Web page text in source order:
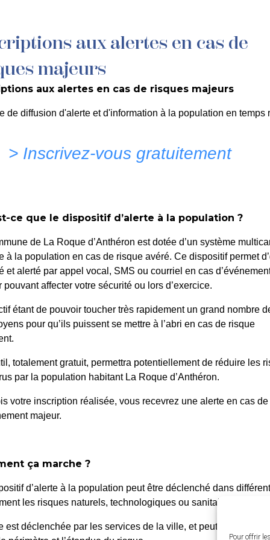
Pour offrir
QUOTIDIEN DÉCOUVRIR LA ROQUE
Stationnement – Rue
Europe Unie –
047/2024 :
Roque d’Anthéron
de l’Europe Unie,
42 95 70 70
Du lundi
de 8h30
Le
aux alertes en cas de
majeurs
aux alertes en cas de risques majeurs
de diffusion d'alerte et d'information à la population en temps
> Inscrivez-vous gratuitement
ce que le dispositif d’alerte à la population ?
de La Roque d’Anthéron est dotée d’un système
à la population en cas de risque avéré. Ce dispositif permet
et alerté par appel vocal, SMS ou courriel en cas
pouvant affecter votre sécurité ou lors d’exercice.
étant de pouvoir toucher très rapidement un grand nombre
pour qu’ils puissent se mettre à l’abri en cas de risque
totalement gratuit, permettra potentiellement de réduire les
par la population habitant La Roque d’Anthéron.
votre inscription réalisée, vous recevrez une alerte en cas de
majeur.
ça marche ?
d’alerte à la population peut être déclenché dans
les risques naturels, technologiques ou sanitaires.
est déclenchée par les services de la ville, et peut être